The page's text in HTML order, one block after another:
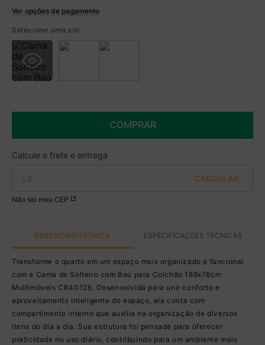
Ver opções de pagamento
R$ 759,99 à vista no Boleto
(5% de desconto)
Você economiza
Selecione uma cor
COMPRAR
Não sei meu CEP
DESCRIÇÃO TÉCNICA ESPECIFICAÇÕES TÉCNICAS
Transforme o quarto em um espaço mais organizado e funcional
com a Cama de Solteiro com Baú para Colchão 188x78cm
Multimóveis CR40126. Desenvolvida para unir conforto e
aproveitamento inteligente do espaço, ela conta com
compartimento interno que auxilia na organização de diversos
itens do dia a dia. Sua estrutura foi pensada para oferecer
praticidade no uso diário, contribuindo para um ambiente mais